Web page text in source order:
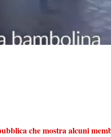
che mostra alcuni